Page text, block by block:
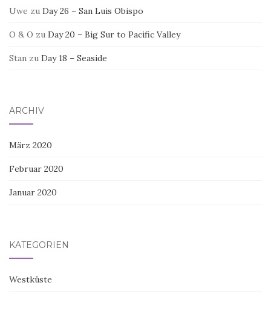
Uwe zu Day 26 – San Luis Obispo
O & O zu Day 20 – Big Sur to Pacific Valley
Stan zu Day 18 – Seaside
ARCHIV
März 2020
Februar 2020
Januar 2020
KATEGORIEN
Westküste